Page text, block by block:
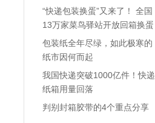
“快递包装换蛋”又来了！ 全国
13万家菜鸟驿站开放回箱换蛋
包装纸全年尽绿，如此极寒的
纸市因何而起
我国快递突破1000亿件！快递
纸箱用量回落
判别封箱胶带的4个重点分享